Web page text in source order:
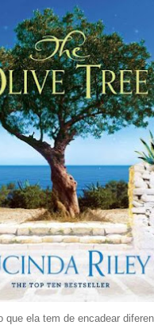
ela tem de encadear